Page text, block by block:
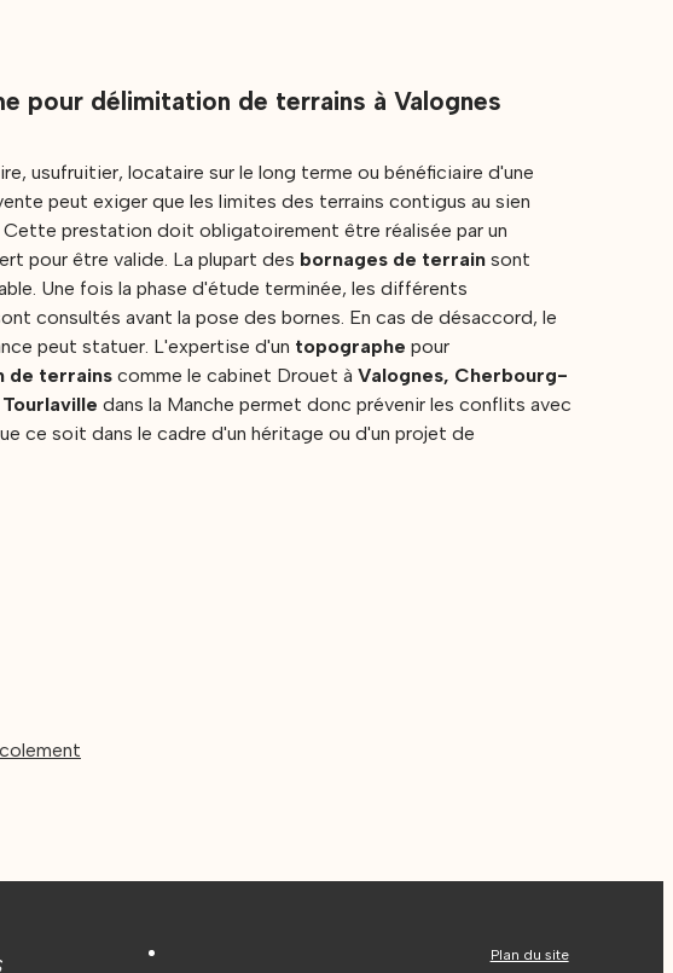
pour délimitation de terrains à Valognes
usufruitier, locataire sur le long terme ou bénéficiaire d'une
peut exiger que les limites des terrains contigus au sien
Cette prestation doit obligatoirement être réalisée par un
pour être valide. La plupart des bornages de terrain sont
Une fois la phase d'étude terminée, les différents
consultés avant la pose des bornes. En cas de désaccord, le
peut statuer. L'expertise d'un topographe pour
de terrains comme le cabinet Drouet à Valognes, Cherbourg-
Tourlaville dans la Manche permet donc prévenir les conflits avec
ce soit dans le cadre d'un héritage ou d'un projet de
Plan du site